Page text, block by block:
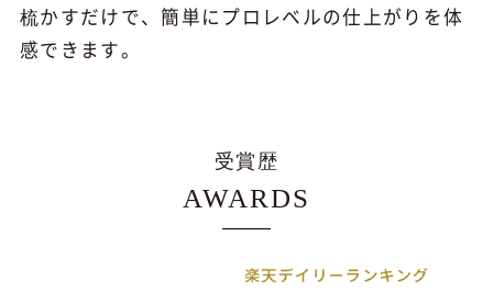
梳かすだけで、簡単にプロレベルの仕上がりを体
感できます。
受賞歴
AWARDS